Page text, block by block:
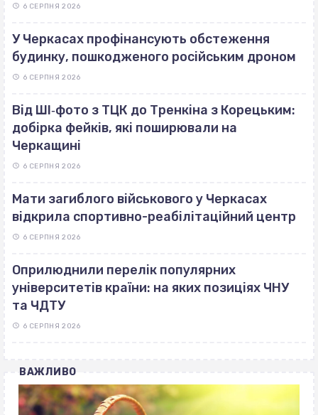
6 СЕРПНЯ 2026
У Черкасах профінансують обстеження
будинку, пошкодженого російським дроном
6 СЕРПНЯ 2026
Від ШІ‐фото з ТЦК до Тренкіна з Корецьким:
добірка фейків, які поширювали на
Черкащині
6 СЕРПНЯ 2026
Мати загиблого військового у Черкасах
відкрила спортивно-реабілітаційний центр
6 СЕРПНЯ 2026
Оприлюднили перелік популярних
університетів країни: на яких позиціях ЧНУ
та ЧДТУ
6 СЕРПНЯ 2026
ВАЖЛИВО